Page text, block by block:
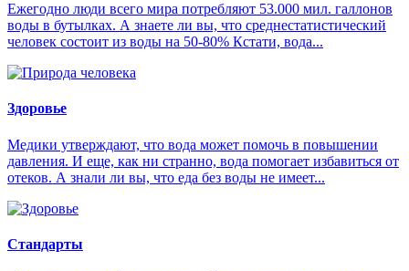
Ежегодно люди всего мира потребляют 53.000 мил. галлонов
воды в бутылках. А знаете ли вы, что среднестатистический
человек состоит из воды на 50-80% Кстати, вода...
Здоровье
Медики утверждают, что вода может помочь в повышении
давления. И еще, как ни странно, вода помогает избавиться от
отеков. А знали ли вы, что еда без воды не имеет...
Стандарты